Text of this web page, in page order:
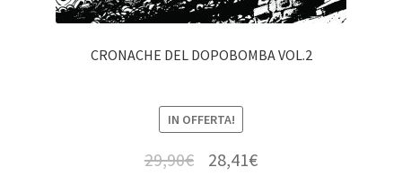
CRONACHE DEL DOPOBOMBA VOL.2
IN OFFERTA!
29,90€ 28,41€